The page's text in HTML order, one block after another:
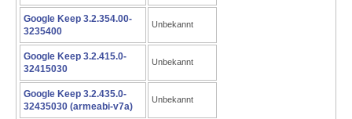
Google Keep 3.2.354.00-
3235400
Unbekannt
Google Keep 3.2.415.0-
32415030
Unbekannt
Google Keep 3.2.435.0-
32435030 (armeabi-v7a)
Unbekannt